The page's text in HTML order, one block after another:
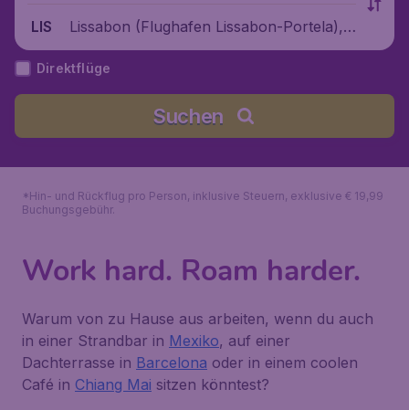
LIS
Lissabon (Flughafen Lissabon-Portela),
Portugal
Direktflüge
Suchen
*Hin- und Rückflug pro Person, inklusive Steuern, exklusive € 19,99
Buchungsgebühr.
Work hard. Roam harder.
Warum von zu Hause aus arbeiten, wenn du auch
in einer Strandbar in Mexiko, auf einer
Dachterrasse in Barcelona oder in einem coolen
Café in Chiang Mai sitzen könntest?